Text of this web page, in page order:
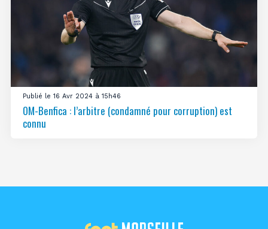
Publié le 16 Avr 2024 à 15h46
OM-Benfica : l’arbitre (condamné pour corruption) est
connu